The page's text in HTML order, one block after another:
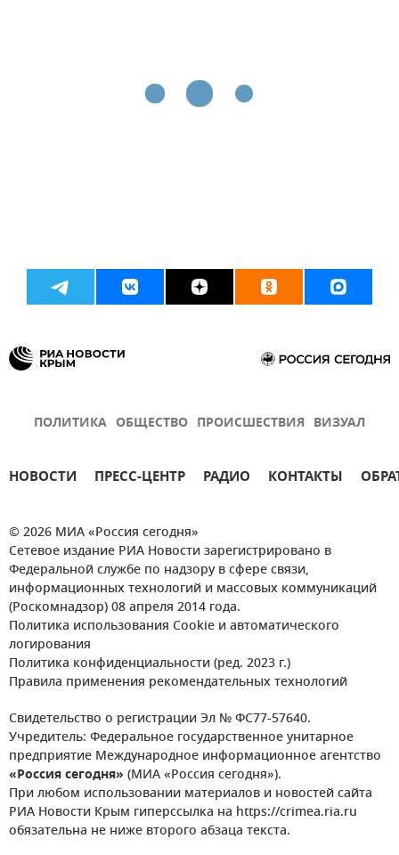
ПОЛИТИКА ОБЩЕСТВО ПРОИСШЕСТВИЯ ВИЗУАЛ
НОВОСТИ ПРЕСС-ЦЕНТР РАДИО КОНТАКТЫ
© 2026 МИА «Россия сегодня»
Сетевое издание РИА Новости зарегистрировано в
Федеральной службе по надзору в сфере связи,
информационных технологий и массовых коммуникаций
(Роскомнадзор) 08 апреля 2014 года.
Политика использования Cookie и автоматического
логирования
Политика конфиденциальности (ред. 2023 г.)
Правила применения рекомендательных технологий
Свидетельство о регистрации Эл № ФС77-57640.
Учредитель: Федеральное государственное унитарное
предприятие Международное информационное агентство
«Россия сегодня» (МИА «Россия сегодня»).
При любом использовании материалов и новостей сайта
РИА Новости Крым гиперссылка на https://crimea.ria.ru
обязательна не ниже второго абзаца текста.